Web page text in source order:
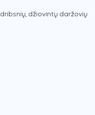
dribsnių, džiovintų daržovių